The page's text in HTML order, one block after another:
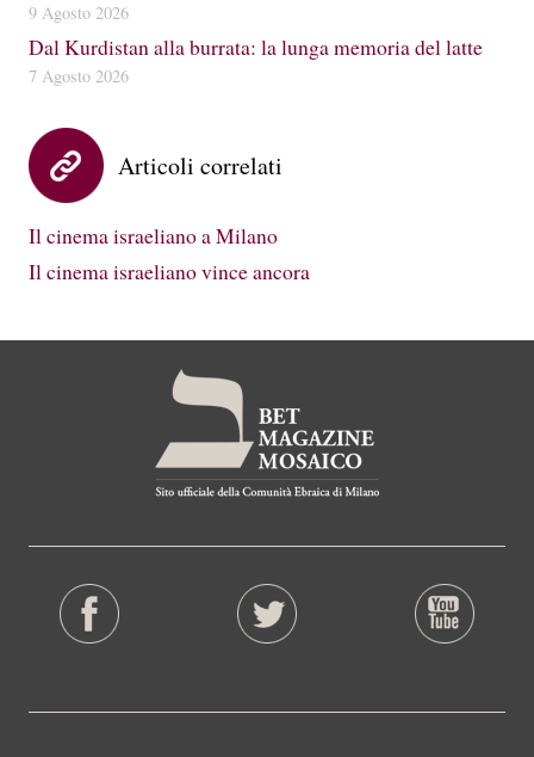
9 Agosto 2026
Dal Kurdistan alla burrata: la lunga memoria del latte
7 Agosto 2026
Articoli correlati
Il cinema israeliano a Milano
Il cinema israeliano vince ancora